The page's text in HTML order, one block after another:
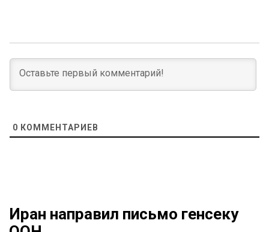
0 КОММЕНТАРИЕВ
Иран направил письмо генсеку